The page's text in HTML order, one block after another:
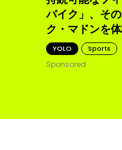
バイク」、そ
ク・マドンを
YOLO Sports
Sponsored